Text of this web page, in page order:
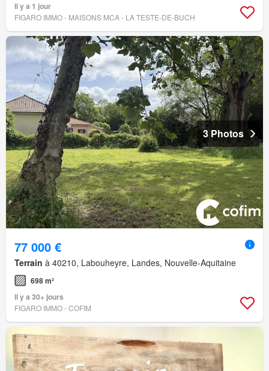
Il y a 1 jour
FIGARO IMMO - MAISONS MCA - LA TESTE-DE-BUCH
3 Photos
77 000 €
Terrain à 40210, Labouheyre, Landes, Nouvelle-Aquitaine
698 m²
Il y a 30+ jours
FIGARO IMMO - COFIM